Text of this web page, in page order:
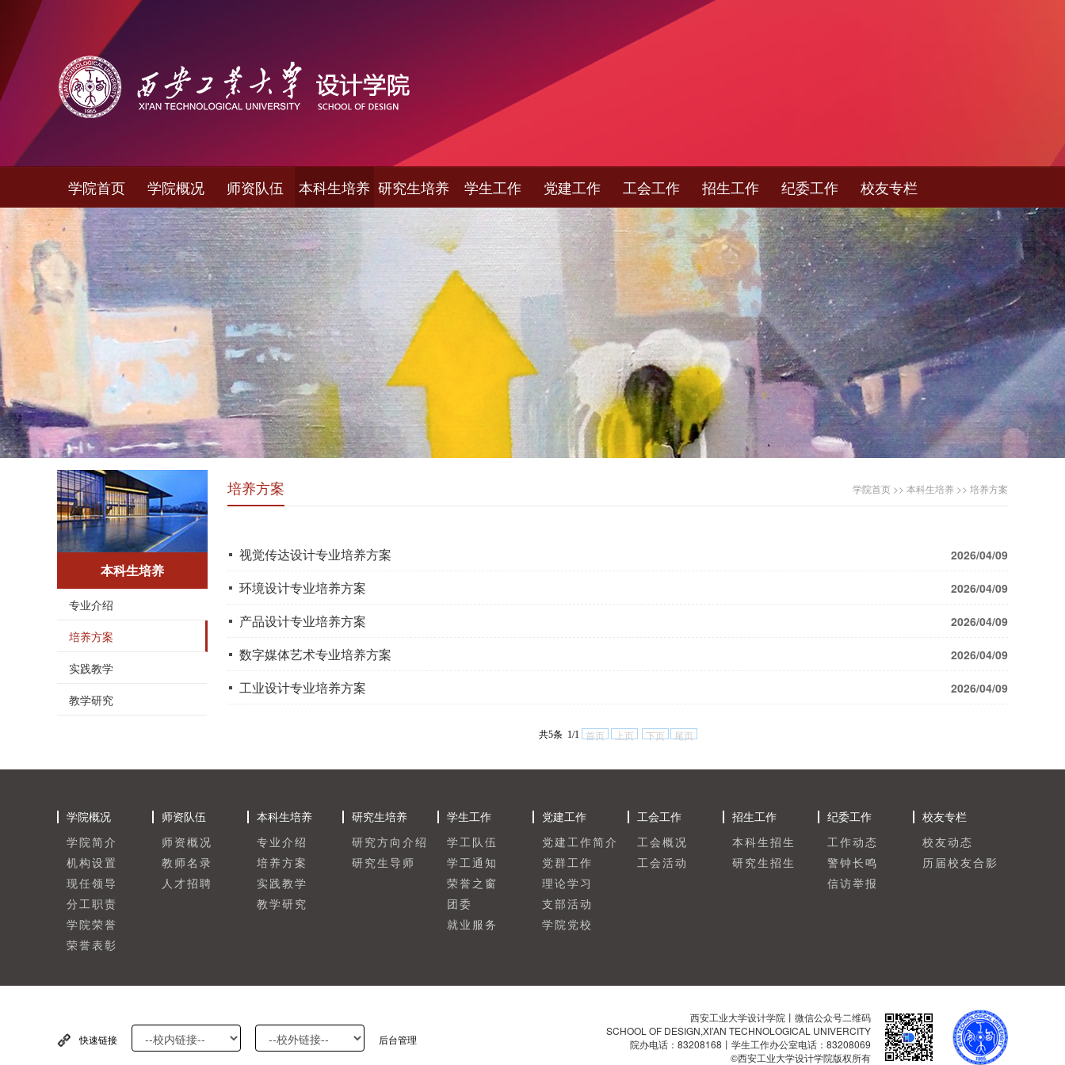
学院首页 学院概况 师资队伍 本科生培养 研究生培养 学生工作 党建工作 工会工作 招生工作 纪委工作 校友专栏
本科生培养
专业介绍
培养方案
实践教学
教学研究
培养方案 学院首页 >> 本科生培养 >> 培养方案
2026/04/09
视觉传达设计专业培养方案
2026/04/09
环境设计专业培养方案
2026/04/09
产品设计专业培养方案
2026/04/09
数字媒体艺术专业培养方案
2026/04/09
工业设计专业培养方案
共5条 1/1 首页 上页 下页 尾页
学院概况
学院简介
机构设置
现任领导
分工职责
学院荣誉
荣誉表彰
师资队伍
师资概况
教师名录
人才招聘
本科生培养
专业介绍
培养方案
实践教学
教学研究
研究生培养
研究方向介绍
研究生导师
学生工作
学工队伍
学工通知
荣誉之窗
团委
就业服务
党建工作
党建工作简介
党群工作
理论学习
支部活动
学院党校
工会工作
工会概况
工会活动
招生工作
本科生招生
研究生招生
纪委工作
工作动态
警钟长鸣
信访举报
校友专栏
校友动态
历届校友合影
西安工业大学设计学院丨微信公众号二维码
SCHOOL OF DESIGN,XI’AN TECHNOLOGICAL UNIVERCITY
院办电话：83208168丨学生工作办公室电话：83208069
©西安工业大学设计学院版权所有
快速链接 后台管理